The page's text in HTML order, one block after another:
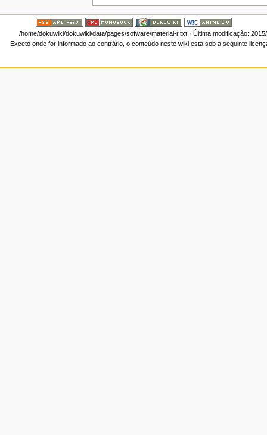
/home/dokuwiki/dokuwiki/data/pages/sofware/material-r.txt· Última modificação:
Exceto onde for informado ao contrário, o conteúdo neste wiki está sob a seguinte